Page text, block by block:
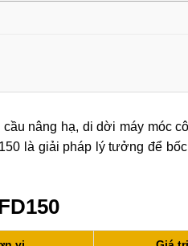
nâng hạ, di dời máy móc
là giải pháp lý tưởng để